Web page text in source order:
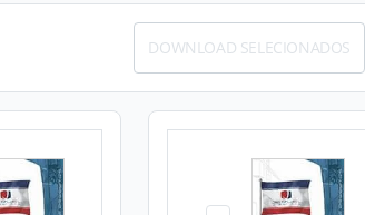
DOWNLOAD SELECIONADOS